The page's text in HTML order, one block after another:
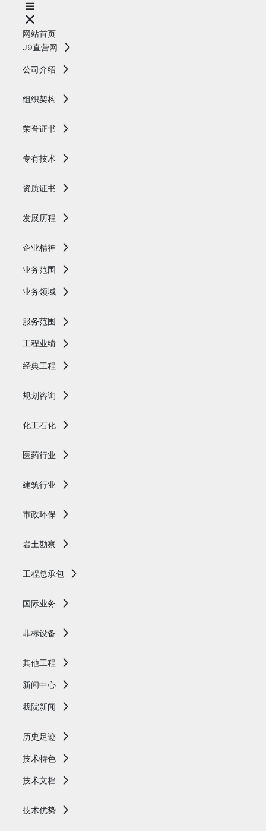
网站首页
J9直营网
公司介绍
组织架构
荣誉证书
专有技术
资质证书
发展历程
企业精神
业务范围
业务领域
服务范围
工程业绩
经典工程
规划咨询
化工石化
医药行业
建筑行业
市政环保
岩土勘察
工程总承包
国际业务
非标设备
其他工程
新闻中心
我院新闻
历史足迹
技术特色
技术文档
技术优势